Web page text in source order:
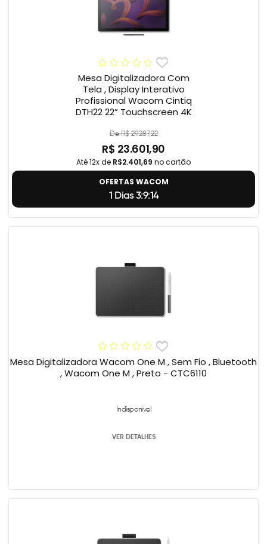
Mesa Digitalizadora Com
Tela , Display Interativo
Profissional Wacom Cintiq
DTH22 22” Touchscreen 4K
De R$ 29.287,22
R$ 23.601,90
Até 12x de R$2.401,69 no cartão
OFERTAS WACOM
1 Dias 3:9:13
Mesa Digitalizadora Wacom One M , Sem Fio , Bluetooth
, Wacom One M , Preto - CTC6110
Indisponível
VER DETALHES